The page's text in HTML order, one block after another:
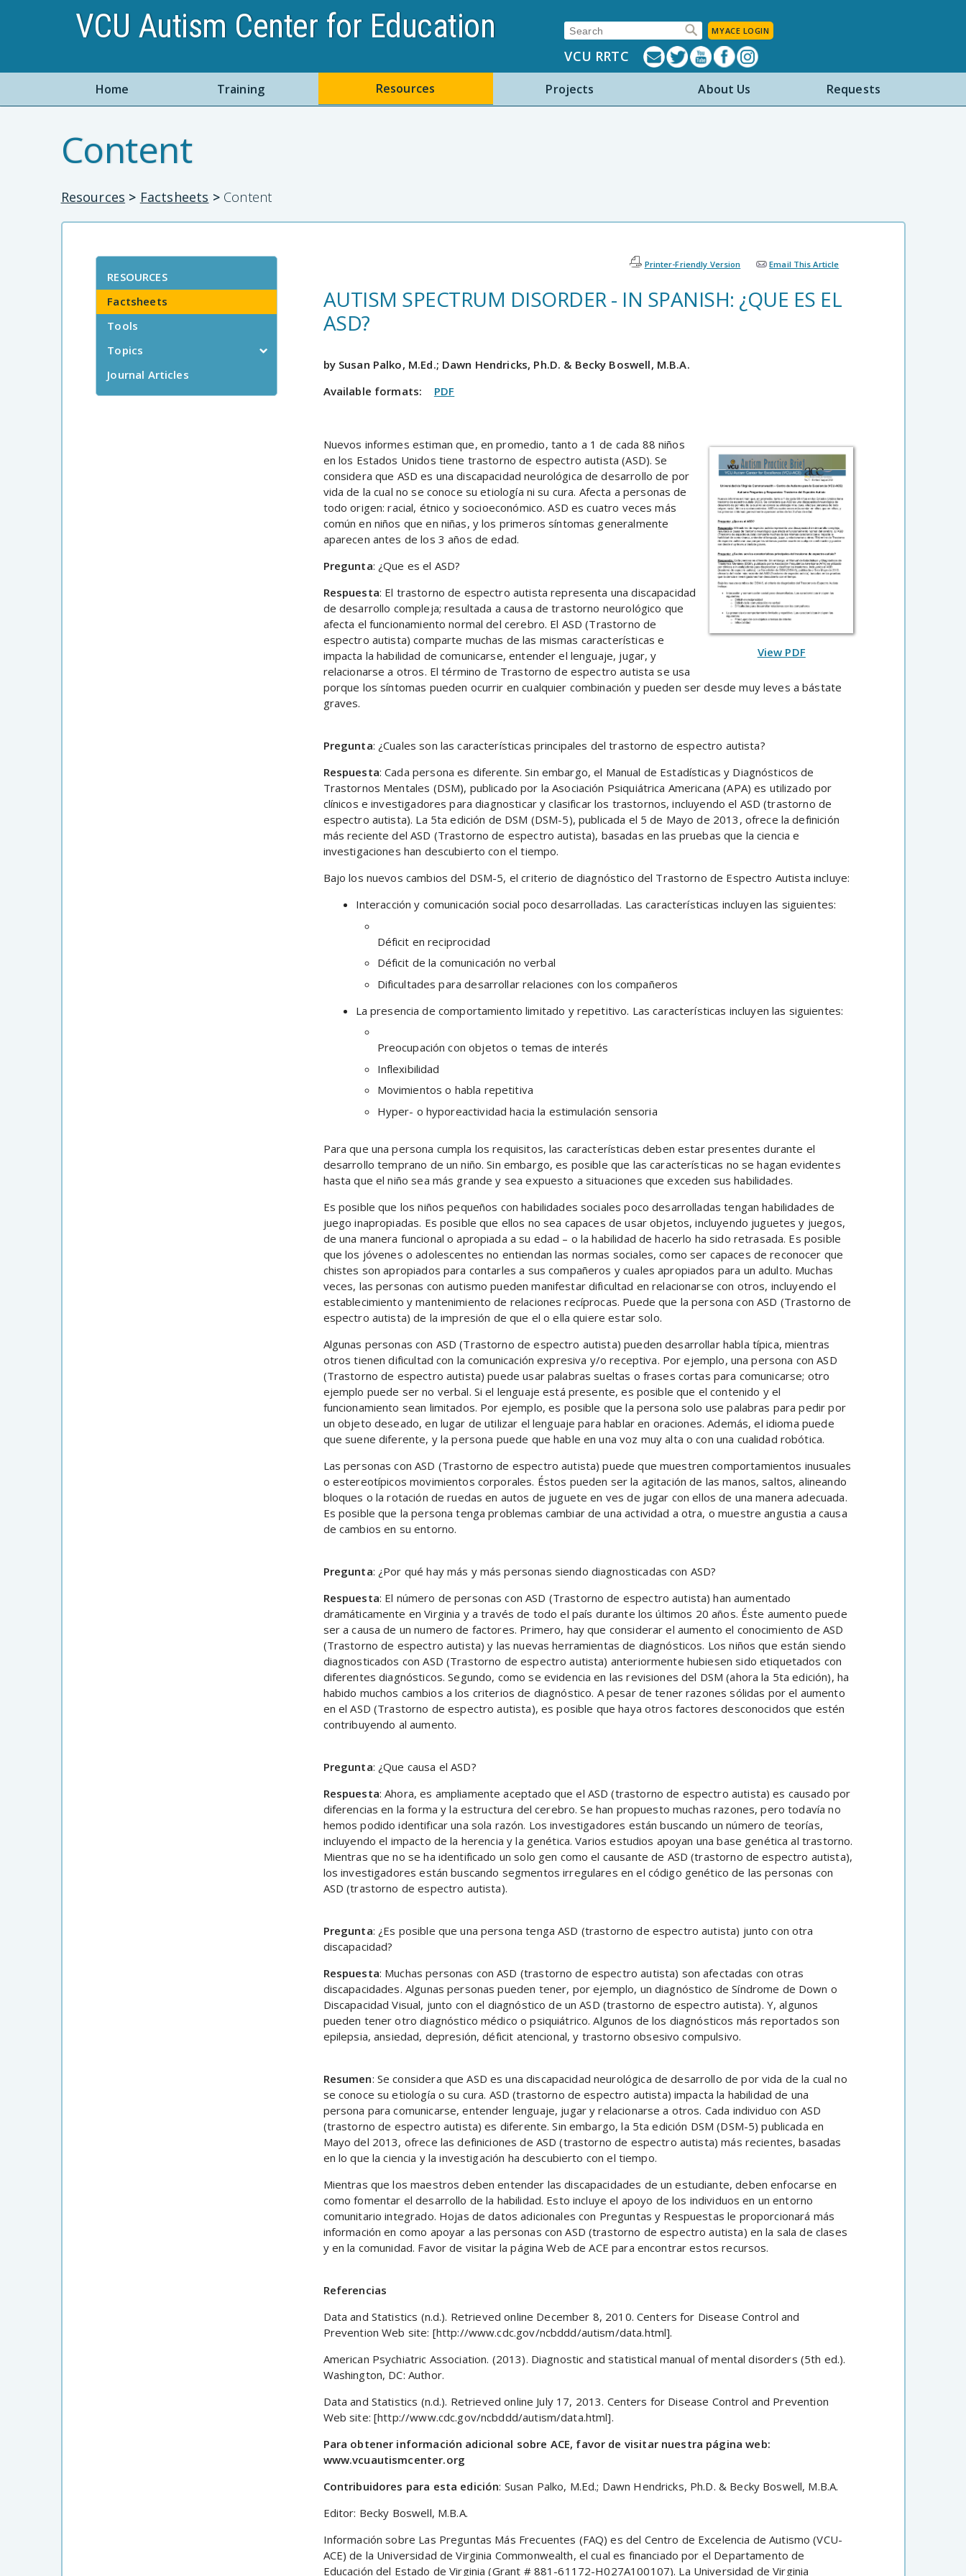
VCU Autism Center for Education Search: MYACE LOGIN
VCU RRTC
Home Training Resources Projects About Us Requests
Content
Resources > Factsheets >Content
RESOURCES
Factsheets
Tools
Topics
Journal Articles
Printer-Friendly Version Email This Article
AUTISM SPECTRUM DISORDER - IN SPANISH: ¿QUE ES EL
ASD?
by Susan Palko, M.Ed.; Dawn Hendricks, Ph.D. & Becky Boswell, M.B.A.
Available formats: PDF
View PDF
Nuevos informes estiman que, en promedio, tanto a 1 de cada 88 niños
en los Estados Unidos tiene trastorno de espectro autista (ASD). Se
considera que ASD es una discapacidad neurológica de desarrollo de por
vida de la cual no se conoce su etiología ni su cura. Afecta a personas de
todo origen: racial, étnico y socioeconómico. ASD es cuatro veces más
común en niños que en niñas, y los primeros síntomas generalmente
aparecen antes de los 3 años de edad.
Pregunta: ¿Que es el ASD?
Respuesta: El trastorno de espectro autista representa una discapacidad
de desarrollo compleja; resultada a causa de trastorno neurológico que
afecta el funcionamiento normal del cerebro. El ASD (Trastorno de
espectro autista) comparte muchas de las mismas características e
impacta la habilidad de comunicarse, entender el lenguaje, jugar, y
relacionarse a otros. El término de Trastorno de espectro autista se usa
porque los síntomas pueden ocurrir en cualquier combinación y pueden ser desde muy leves a bástate
graves.
Pregunta: ¿Cuales son las características principales del trastorno de espectro autista?
Respuesta: Cada persona es diferente. Sin embargo, el Manual de Estadísticas y Diagnósticos de
Trastornos Mentales (DSM), publicado por la Asociación Psiquiátrica Americana (APA) es utilizado por
clínicos e investigadores para diagnosticar y clasificar los trastornos, incluyendo el ASD (trastorno de
espectro autista). La 5ta edición de DSM (DSM-5), publicada el 5 de Mayo de 2013, ofrece la definición
más reciente del ASD (Trastorno de espectro autista), basadas en las pruebas que la ciencia e
investigaciones han descubierto con el tiempo.
Bajo los nuevos cambios del DSM-5, el criterio de diagnóstico del Trastorno de Espectro Autista incluye:
Interacción y comunicación social poco desarrolladas. Las características incluyen las siguientes:
Déficit en reciprocidad
Déficit de la comunicación no verbal
Dificultades para desarrollar relaciones con los compañeros
La presencia de comportamiento limitado y repetitivo. Las características incluyen las siguientes:
Preocupación con objetos o temas de interés
Inflexibilidad
Movimientos o habla repetitiva
Hyper- o hyporeactividad hacia la estimulación sensoria
Para que una persona cumpla los requisitos, las características deben estar presentes durante el
desarrollo temprano de un niño. Sin embargo, es posible que las características no se hagan evidentes
hasta que el niño sea más grande y sea expuesto a situaciones que exceden sus habilidades.
Es posible que los niños pequeños con habilidades sociales poco desarrolladas tengan habilidades de
juego inapropiadas. Es posible que ellos no sea capaces de usar objetos, incluyendo juguetes y juegos,
de una manera funcional o apropiada a su edad – o la habilidad de hacerlo ha sido retrasada. Es posible
que los jóvenes o adolescentes no entiendan las normas sociales, como ser capaces de reconocer que
chistes son apropiados para contarles a sus compañeros y cuales apropiados para un adulto. Muchas
veces, las personas con autismo pueden manifestar dificultad en relacionarse con otros, incluyendo el
establecimiento y mantenimiento de relaciones recíprocas. Puede que la persona con ASD (Trastorno de
espectro autista) de la impresión de que el o ella quiere estar solo.
Algunas personas con ASD (Trastorno de espectro autista) pueden desarrollar habla típica, mientras
otros tienen dificultad con la comunicación expresiva y/o receptiva. Por ejemplo, una persona con ASD
(Trastorno de espectro autista) puede usar palabras sueltas o frases cortas para comunicarse; otro
ejemplo puede ser no verbal. Si el lenguaje está presente, es posible que el contenido y el
funcionamiento sean limitados. Por ejemplo, es posible que la persona solo use palabras para pedir por
un objeto deseado, en lugar de utilizar el lenguaje para hablar en oraciones. Además, el idioma puede
que suene diferente, y la persona puede que hable en una voz muy alta o con una cualidad robótica.
Las personas con ASD (Trastorno de espectro autista) puede que muestren comportamientos inusuales
o estereotípicos movimientos corporales. Éstos pueden ser la agitación de las manos, saltos, alineando
bloques o la rotación de ruedas en autos de juguete en ves de jugar con ellos de una manera adecuada.
Es posible que la persona tenga problemas cambiar de una actividad a otra, o muestre angustia a causa
de cambios en su entorno.
Pregunta: ¿Por qué hay más y más personas siendo diagnosticadas con ASD?
Respuesta: El número de personas con ASD (Trastorno de espectro autista) han aumentado
dramáticamente en Virginia y a través de todo el país durante los últimos 20 años. Éste aumento puede
ser a causa de un numero de factores. Primero, hay que considerar el aumento el conocimiento de ASD
(Trastorno de espectro autista) y las nuevas herramientas de diagnósticos. Los niños que están siendo
diagnosticados con ASD (Trastorno de espectro autista) anteriormente hubiesen sido etiquetados con
diferentes diagnósticos. Segundo, como se evidencia en las revisiones del DSM (ahora la 5ta edición), ha
habido muchos cambios a los criterios de diagnóstico. A pesar de tener razones sólidas por el aumento
en el ASD (Trastorno de espectro autista), es posible que haya otros factores desconocidos que estén
contribuyendo al aumento.
Pregunta: ¿Que causa el ASD?
Respuesta: Ahora, es ampliamente aceptado que el ASD (trastorno de espectro autista) es causado por
diferencias en la forma y la estructura del cerebro. Se han propuesto muchas razones, pero todavía no
hemos podido identificar una sola razón. Los investigadores están buscando un número de teorías,
incluyendo el impacto de la herencia y la genética. Varios estudios apoyan una base genética al trastorno.
Mientras que no se ha identificado un solo gen como el causante de ASD (trastorno de espectro autista),
los investigadores están buscando segmentos irregulares en el código genético de las personas con
ASD (trastorno de espectro autista).
Pregunta: ¿Es posible que una persona tenga ASD (trastorno de espectro autista) junto con otra
discapacidad?
Respuesta: Muchas personas con ASD (trastorno de espectro autista) son afectadas con otras
discapacidades. Algunas personas pueden tener, por ejemplo, un diagnóstico de Síndrome de Down o
Discapacidad Visual, junto con el diagnóstico de un ASD (trastorno de espectro autista). Y, algunos
pueden tener otro diagnóstico médico o psiquiátrico. Algunos de los diagnósticos más reportados son
epilepsia, ansiedad, depresión, déficit atencional, y trastorno obsesivo compulsivo.
Resumen: Se considera que ASD es una discapacidad neurológica de desarrollo de por vida de la cual no
se conoce su etiología o su cura. ASD (trastorno de espectro autista) impacta la habilidad de una
persona para comunicarse, entender lenguaje, jugar y relacionarse a otros. Cada individuo con ASD
(trastorno de espectro autista) es diferente. Sin embargo, la 5ta edición DSM (DSM-5) publicada en
Mayo del 2013, ofrece las definiciones de ASD (trastorno de espectro autista) más recientes, basadas
en lo que la ciencia y la investigación ha descubierto con el tiempo.
Mientras que los maestros deben entender las discapacidades de un estudiante, deben enfocarse en
como fomentar el desarrollo de la habilidad. Esto incluye el apoyo de los individuos en un entorno
comunitario integrado. Hojas de datos adicionales con Preguntas y Respuestas le proporcionará más
información en como apoyar a las personas con ASD (trastorno de espectro autista) en la sala de clases
y en la comunidad. Favor de visitar la página Web de ACE para encontrar estos recursos.
Referencias
Data and Statistics (n.d.). Retrieved online December 8, 2010. Centers for Disease Control and
Prevention Web site: [http://www.cdc.gov/ncbddd/autism/data.html].
American Psychiatric Association. (2013). Diagnostic and statistical manual of mental disorders (5th ed.).
Washington, DC: Author.
Data and Statistics (n.d.). Retrieved online July 17, 2013. Centers for Disease Control and Prevention
Web site: [http://www.cdc.gov/ncbddd/autism/data.html].
Para obtener información adicional sobre ACE, favor de visitar nuestra página web:
www.vcuautismcenter.org
Contribuidores para esta edición: Susan Palko, M.Ed.; Dawn Hendricks, Ph.D. & Becky Boswell, M.B.A.
Editor: Becky Boswell, M.B.A.
Información sobre Las Preguntas Más Frecuentes (FAQ) es del Centro de Excelencia de Autismo (VCU-
ACE) de la Universidad de Virginia Commonwealth, el cual es financiado por el Departamento de
Educación del Estado de Virginia (Grant # 881-61172-H027A100107). La Universidad de Virginia